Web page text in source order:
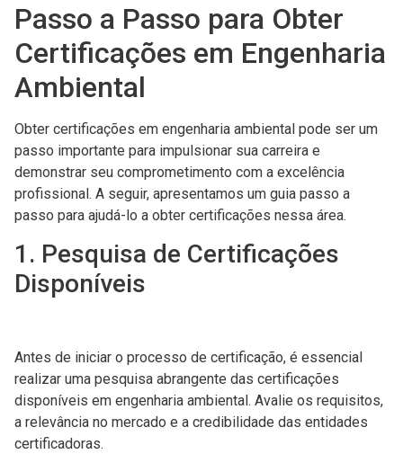
Passo a Passo para Obter
Certificações em Engenharia
Ambiental
Obter certificações em engenharia ambiental pode ser um
passo importante para impulsionar sua carreira e
demonstrar seu comprometimento com a excelência
profissional. A seguir, apresentamos um guia passo a
passo para ajudá-lo a obter certificações nessa área.
1. Pesquisa de Certificações
Disponíveis
Antes de iniciar o processo de certificação, é essencial
realizar uma pesquisa abrangente das certificações
disponíveis em engenharia ambiental. Avalie os requisitos,
a relevância no mercado e a credibilidade das entidades
certificadoras.